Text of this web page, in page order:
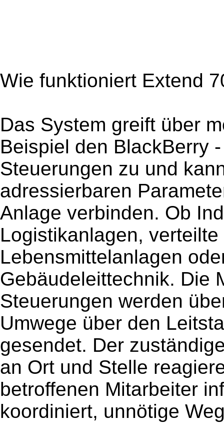
Wie funktioniert Extend
Das System greift über
Beispiel den BlackBerry
Steuerungen zu und
adressierbaren
Anlage verbinden. Ob
Logistikanlagen,
Lebensmittelanlagen
Gebäudeleittechnik. Die
Steuerungen werden
Umwege über den
gesendet. Der
an Ort und Stelle
betroffenen Mitarbeiter
koordiniert, unnötige